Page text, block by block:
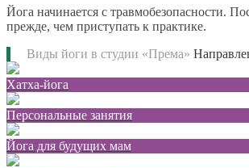
Йога начинается с травмобезопасности.
прежде, чем приступать к практике.
Виды йоги в студии «Према»
Хатха-йога
Персональные занятия
Йога для будущих мам